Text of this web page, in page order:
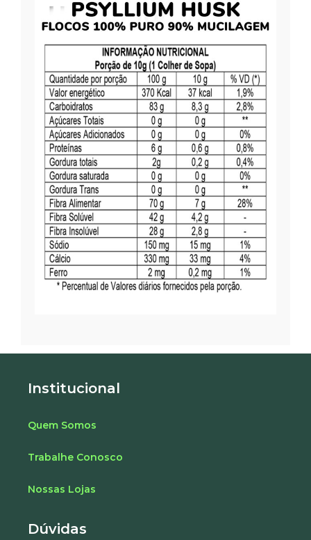
Institucional
Quem Somos
Trabalhe Conosco
Nossas Lojas
Dúvidas